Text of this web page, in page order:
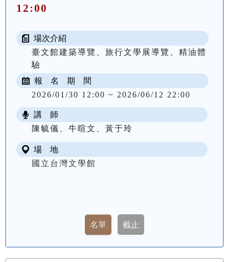
12:00
場次介紹
臺文館建築導覽、旅行文學展導覽、精油體
驗
報 名 期 間
2026/01/30 12:00 ~ 2026/06/12 22:00
講 師
陳毓儀、牛暄文、黃于玲
場 地
國立台灣文學館